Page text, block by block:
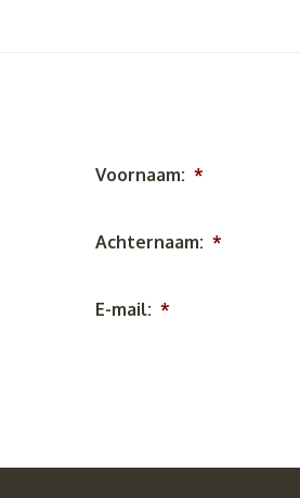
Voornaam: *
Achternaam: *
E-mail: *